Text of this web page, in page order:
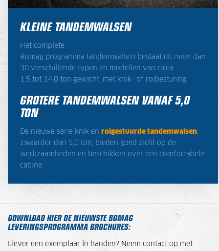
KLEINE TANDEMWALSEN
Het complete
Bomag programma tandemwalsen bestaat uit meer dan
30 verschillende typen en modellen van circa
1,5 tot 14,0 ton gewicht, met knik- of rolbesturing.
GROTERE TANDEMWALSEN VANAF 5,0
TON
De nieuwe serie knik en rolgestuurde tandemwalsen,
zwaarder dan 5,0 ton, bieden goed zicht op de
werkzaamheden en beschikken over een comfortabele
cabine.
DOWNLOAD HIER DE NIEUWSTE BOMAG
LEVERINGSPROGRAMMA BROCHURES:
Liever een exemplaar in handen? Neem contact op met